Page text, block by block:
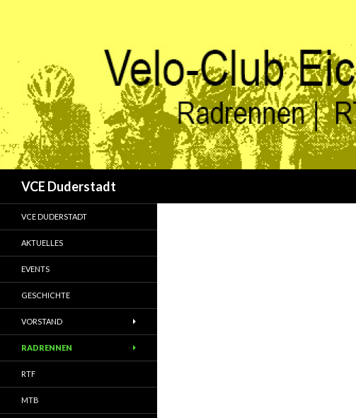
VCE Duderstadt
VCE DUDERSTADT
AKTUELLES
EVENTS
GESCHICHTE
VORSTAND
RADRENNEN
RTF
MTB